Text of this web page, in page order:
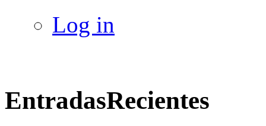
Log in
EntradasRecientes